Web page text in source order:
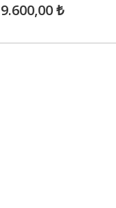
9.600,00 ₺